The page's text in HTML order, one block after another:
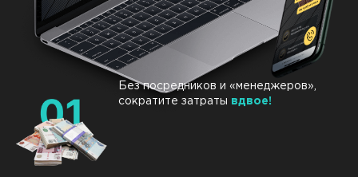
Без посредников и «менеджеров»,
сократите затраты вдвое!